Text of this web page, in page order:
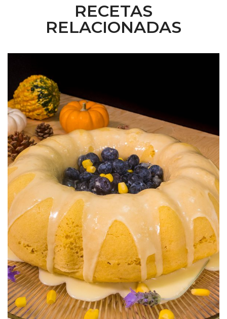
RECETAS
RELACIONADAS
Pastel de Elote